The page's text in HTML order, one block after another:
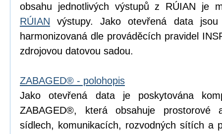
obsahu jednotlivých výstupů z RÚIAN je
RÚIAN výstupy. Jako otevřená data
harmonizovaná dle prováděcích pravidel
zdrojovou datovou sadou.
ZABAGED® - polohopis
Jako otevřená data je poskytována
ZABAGED®, která obsahuje
sídlech, komunikacích, rozvodných sítích a